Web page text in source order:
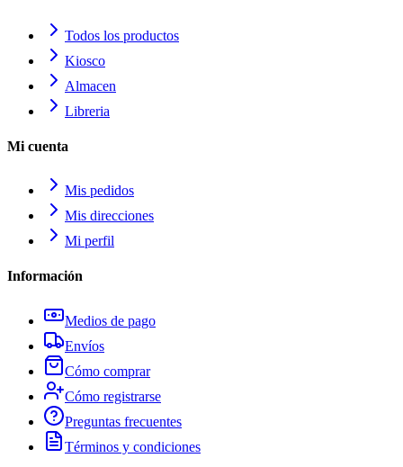
Todos los productos
Kiosco
Almacen
Libreria
Mi cuenta
Mis pedidos
Mis direcciones
Mi perfil
Información
Medios de pago
Envíos
Cómo comprar
Cómo registrarse
Preguntas frecuentes
Términos y condiciones